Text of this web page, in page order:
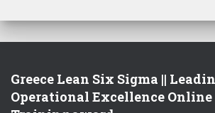
Greece Lean Six Sigma ||
Operational Excellence Online